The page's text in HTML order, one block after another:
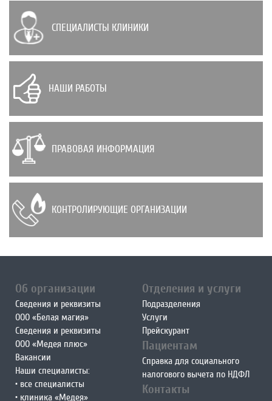
СПЕЦИАЛИСТЫ КЛИНИКИ
НАШИ РАБОТЫ
ПРАВОВАЯ ИНФОРМАЦИЯ
КОНТРОЛИРУЮЩИЕ ОРГАНИЗАЦИИ
Об организации
Сведения и реквизиты
ООО «Белая магия»
Сведения и реквизиты
ООО «Медея плюс»
Вакансии
Наши специалисты:
• все специалисты
• клиника «Медея»
Отделения и услуги
Подразделения
Услуги
Прейскурант
Пациентам
Справка для социального
налогового вычета по НДФЛ
Контакты